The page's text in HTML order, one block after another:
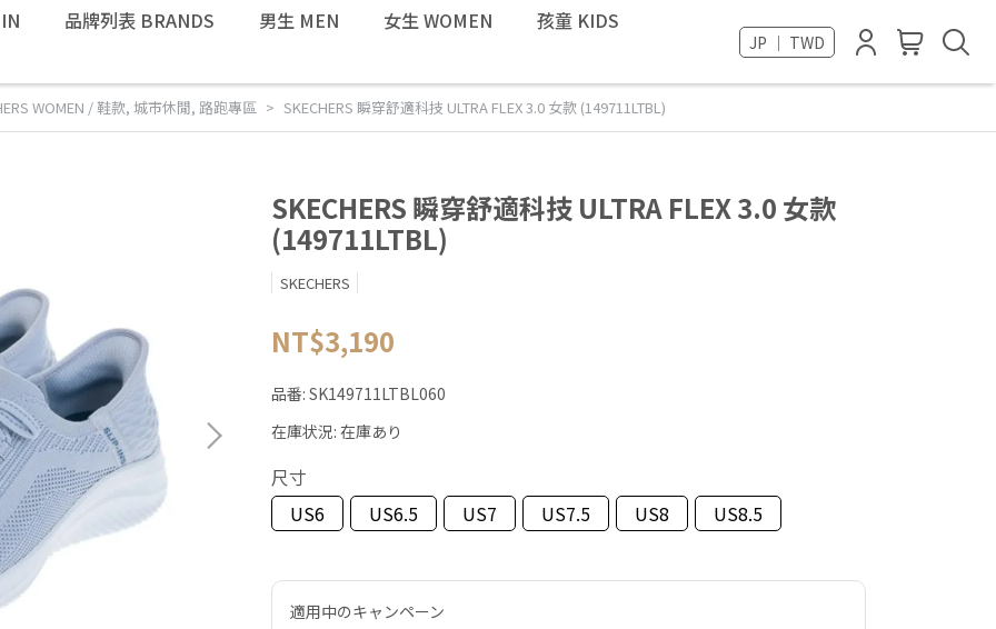
品牌列表 BRANDS 男生 MEN 女生 WOMEN 孩童 KIDS
JP ｜ TWD
WOMEN / 鞋款, 城市休閒, 路跑專區 SKECHERS 瞬穿舒適科技 ULTRA FLEX 3.0 女款 (149711LTBL)
SKECHERS 瞬穿舒適科技 ULTRA FLEX 3.0 女款
(149711LTBL)
SKECHERS
NT$3,190
品番: SK149711LTBL060
在庫状況: 在庫あり
尺寸
US6
US6.5 US7 US7.5 US8 US8.5
適用中のキャンペーン